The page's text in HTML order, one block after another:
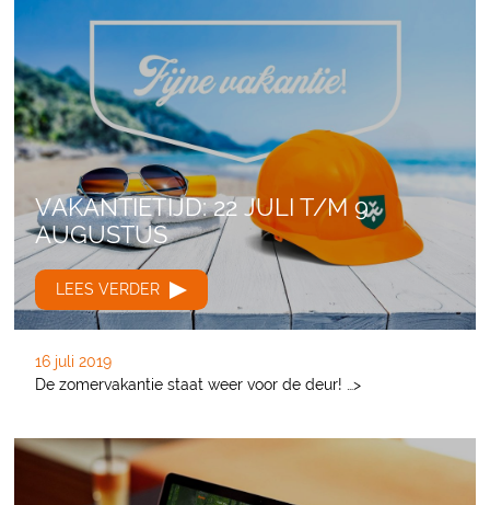
VAKANTIETIJD: 22 JULI T/M 9
AUGUSTUS
LEES VERDER
16 juli 2019
De zomervakantie staat weer voor de deur! …>